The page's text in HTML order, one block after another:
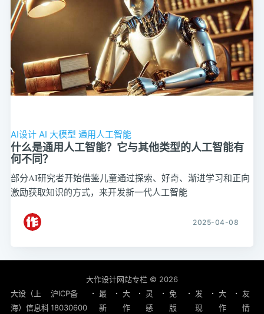
AI设计 AI 大模型 通用人工智能
什么是通用人工智能？它与其他类型的人工智能有
何不同？
部分AI研究者开始借鉴儿童通过探索、好奇、渐进学习和正向
激励获取知识的方式，来开发新一代人工智能
2025-04-08
大作设计网站专栏 © 2026
大设（上
海）信息科
沪ICP备
18030600
最
新
大
作
灵
感
免
版
发
现
大
作
友
情